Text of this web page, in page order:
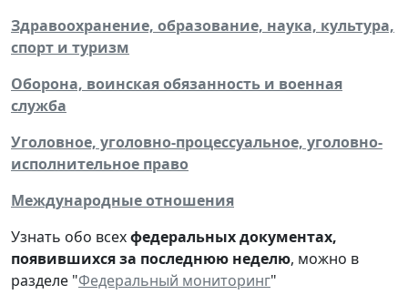
Здравоохранение, образование, наука, культура,
спорт и туризм
Оборона, воинская обязанность и военная
служба
Уголовное, уголовно-процессуальное, уголовно-
исполнительное право
Международные отношения
Узнать обо всехфедеральных документах,
появившихся за последнюю неделю, можно в
разделе "Федеральный мониторинг"